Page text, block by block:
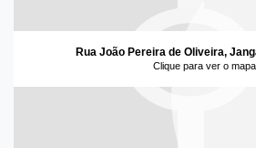
Rua João Pereira de Oliveira,
Clique para ver o mapa